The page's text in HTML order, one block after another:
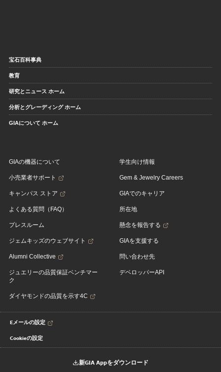
宝石百科事典
教育
研究とニュース ホーム
分析とグレーディング ホーム
GIAについて ホーム
GIAの機器について
小売業者サポート
キャンパス ストア
よくある質問（FAQ）
プレスルーム
ジェムキッズのウェブサイト
Alumni Collective
ジュエリーの品質保証ベンチマー
ク
ダイヤモンドの品質を示す4C
学生向け情報
Gem & Jewelry Careers
GIAでのキャリア
所在地
懸念を報告する
GIAを支援する
問い合わせ先
デベロッパーAPI
Eメールの設定
Cookieの設定
新GIA Appをダウンロード